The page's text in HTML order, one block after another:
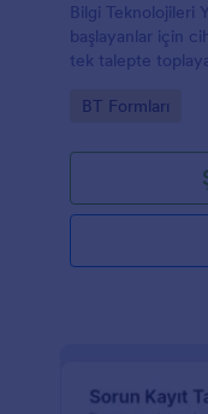
Bilgi Teknolojileri
başlayanlar için
tek talepte
Go to Category:
BT Formları